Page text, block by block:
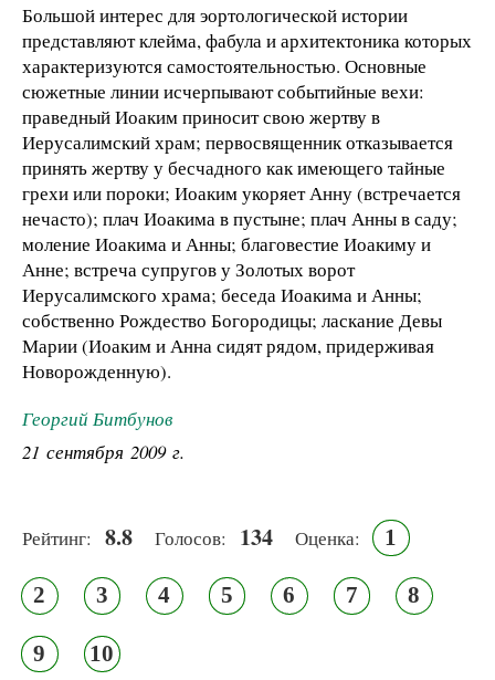
Большой интерес для эортологической истории
представляют клейма, фабула и архитектоника которых
характеризуются самостоятельностью. Основные
сюжетные линии исчерпывают событийные вехи:
праведный Иоаким приносит свою жертву в
Иерусалимский храм; первосвященник отказывается
принять жертву у бесчадного как имеющего тайные
грехи или пороки; Иоаким укоряет Анну (встречается
нечасто); плач Иоакима в пустыне; плач Анны в саду;
моление Иоакима и Анны; благовестие Иоакиму и
Анне; встреча супругов у Золотых ворот
Иерусалимского храма; беседа Иоакима и Анны;
собственно Рождество Богородицы; ласкание Девы
Марии (Иоаким и Анна сидят рядом, придерживая
Новорожденную).
Георгий Битбунов
21 сентября 2009 г.
Рейтинг: 8.8 Голосов: 134 Оценка: 1
2 3 4 5 6 7 8
9 10